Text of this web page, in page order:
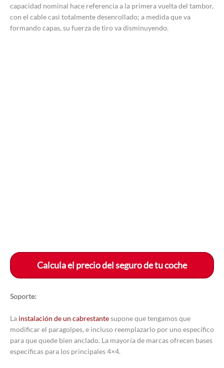
capacidad nominal hace referencia a la primera vuelta del tambor,
con el cable casi totalmente desenrollado; a medida que va
formando capas, su fuerza de tiro va disminuyendo.
Calcula el precio del seguro de tu coche
Soporte:
La instalación de un cabrestantesupone que tengamos que
modificar el paragolpes, e incluso reemplazarlo por uno específico
para que quede bien anclado. La mayoría de marcas ofrecen bases
específicas para los principales 4×4.